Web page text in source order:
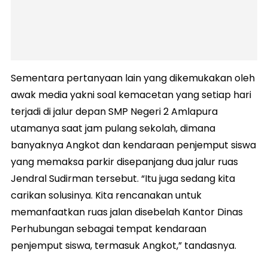
Sementara pertanyaan lain yang dikemukakan oleh
awak media yakni soal kemacetan yang setiap hari
terjadi di jalur depan SMP Negeri 2 Amlapura
utamanya saat jam pulang sekolah, dimana
banyaknya Angkot dan kendaraan penjemput siswa
yang memaksa parkir disepanjang dua jalur ruas
Jendral Sudirman tersebut. “Itu juga sedang kita
carikan solusinya. Kita rencanakan untuk
memanfaatkan ruas jalan disebelah Kantor Dinas
Perhubungan sebagai tempat kendaraan
penjemput siswa, termasuk Angkot,” tandasnya.